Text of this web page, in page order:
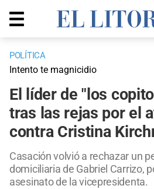
POLÍTICA
Intento te magnicidio
El líder de "los
tras las rejas por el
contra Cristina
Casación volvió a rechazar un
domiciliaria de Gabriel Carrizo,
asesinato de la vicepresidenta.